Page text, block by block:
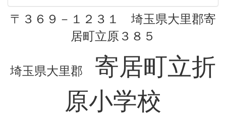
〒３６９－１２３１ 埼玉県大里郡寄
居町立原３８５
埼玉県大里郡
寄居町立折
原小学校